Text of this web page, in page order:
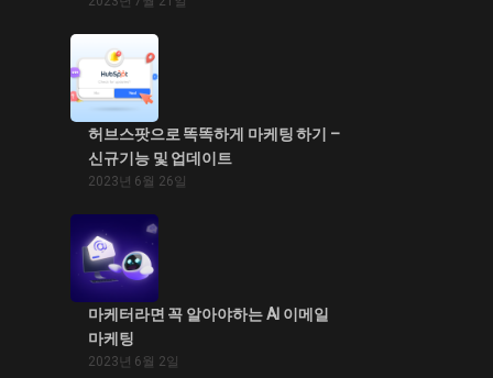
허브스팟으로 똑똑하게 마케팅 하기 –
신규기능 및 업데이트
2023년 6월 26일
마케터라면 꼭 알아야하는 AI 이메일
마케팅
2023년 6월 2일